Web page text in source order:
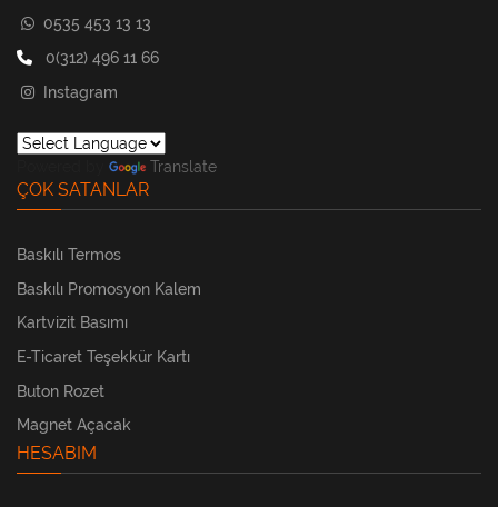
0535 453 13 13
0(312) 496 11 66
Instagram
Translate
ÇOK SATANLAR
Baskılı Termos
Baskılı Promosyon Kalem
Kartvizit Basımı
E-Ticaret Teşekkür Kartı
Buton Rozet
Magnet Açacak
HESABIM